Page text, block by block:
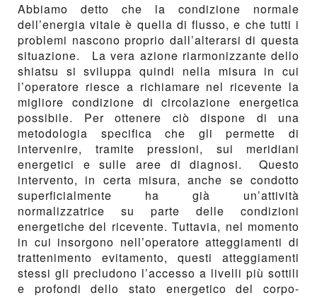
Abbiamo detto che la condizione normale
dell’energia vitale è quella di flusso, e che tutti i
problemi nascono proprio dall’alterarsi di questa
situazione. La vera azione riarmonizzante dello
shiatsu si sviluppa quindi nella misura in cui
l’operatore riesce a richiamare nel ricevente la
migliore condizione di circolazione energetica
possibile. Per ottenere ciò dispone di una
metodologia specifica che gli permette di
intervenire, tramite pressioni, sui meridiani
energetici e sulle aree di diagnosi. Questo
intervento, in certa misura, anche se condotto
superficialmente ha già un’attività
normalizzatrice su parte delle condizioni
energetiche del ricevente. Tuttavia, nel momento
in cui insorgono nell’operatore atteggiamenti di
trattenimento evitamento, questi atteggiamenti
stessi gli precludono l’accesso a livelli più sottili
e profondi dello stato energetico del corpo-